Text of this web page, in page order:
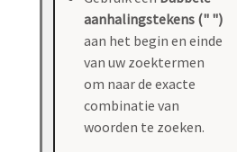
aanhalingstekens (" ")
aan het begin en einde
van uw zoektermen
om naar de exacte
combinatie van
woorden te zoeken.